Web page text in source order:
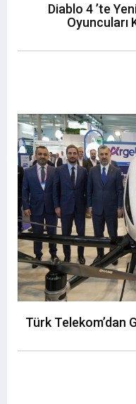
Diablo 4 ’te
Oyuncuları
Türk Telekom’dan